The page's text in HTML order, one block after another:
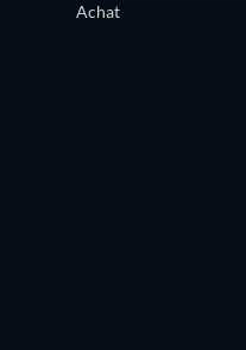
Achat